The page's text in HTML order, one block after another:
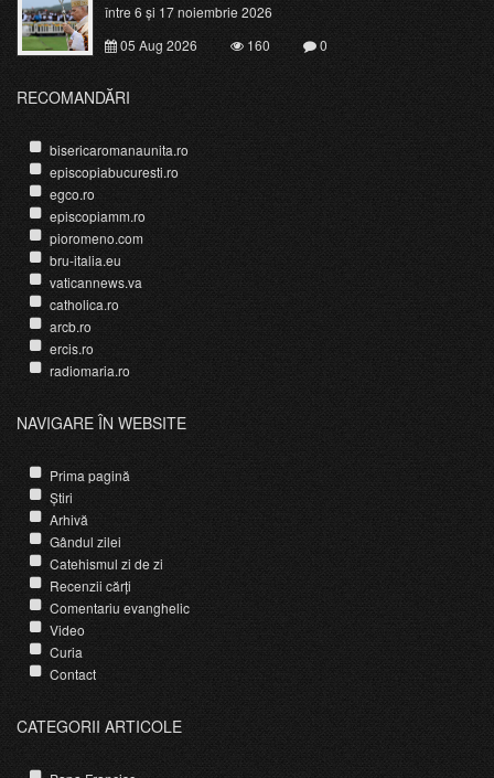
între 6 și 17 noiembrie 2026
05 Aug 2026
160 0
RECOMANDĂRI
bisericaromanaunita.ro
episcopiabucuresti.ro
egco.ro
episcopiamm.ro
pioromeno.com
bru-italia.eu
vaticannews.va
catholica.ro
arcb.ro
ercis.ro
radiomaria.ro
NAVIGARE ÎN WEBSITE
Prima pagină
Știri
Arhivă
Gândul zilei
Catehismul zi de zi
Recenzii cărți
Comentariu evanghelic
Video
Curia
Contact
CATEGORII ARTICOLE